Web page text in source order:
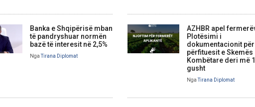
Banka e Shqipërisë mban
të pandryshuar normën
bazë të interesit në 2,5%
NgaTirana Diplomat
AZHBR apel
Plotësimi i
dokumentacionit për
përfituesit e Skemës
Kombëtare deri më
gusht
NgaTirana Diplomat